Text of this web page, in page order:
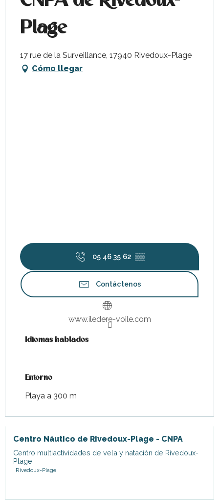
Plage
17 rue de la Surveillance, 17940 Rivedoux-Plage
Cómo llegar
05 46 35 62 ▒▒
Contáctenos
www.iledere-voile.com
Idiomas hablados
Idiomas hablados
Entorno
Entorno
Playa a 300 m
Centro Náutico de Rivedoux-Plage - CNPA
Centro multiactividades de vela y natación de Rivedoux-
Plage
Rivedoux-Plage